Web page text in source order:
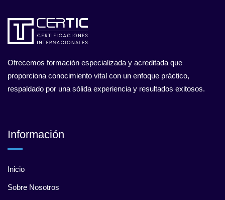
Ofrecemos formación especializada y acreditada que
proporciona conocimiento vital con un enfoque práctico,
respaldado por una sólida experiencia y resultados exitosos.
Información
Inicio
Sobre Nosotros